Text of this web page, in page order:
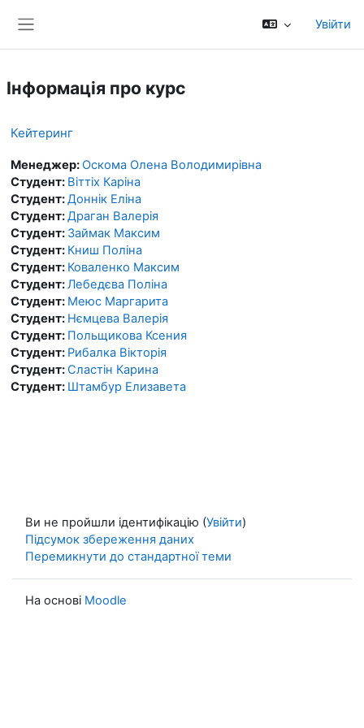
Увійти
Інформація про курс
Кейтеринг
Менеджер:Оскома Олена Володимирівна
Студент: Віттіх Каріна
Студент:Доннік Еліна
Студент:Драган Валерія
Студент: Займак Максим
Студент: Книш Поліна
Студент: Коваленко Максим
Студент:Лебедєва Поліна
Студент: Меюс Маргарита
Студент: Нємцева Валерія
Студент: Польщикова Ксения
Студент: Рибалка Вікторія
Студент:Сластін Карина
Студент: Штамбур Елизавета
Ви не пройшли ідентифікацію (Увійти)
Підсумок збереження даних
Перемикнути до стандартної теми
На основі Moodle